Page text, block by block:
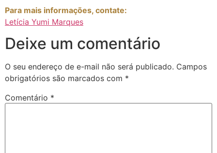
Para mais informações, contate:
Letícia Yumi Marques
Deixe um comentário
O seu endereço de e-mail não será publicado. Campos
obrigatórios são marcados com *
Comentário *